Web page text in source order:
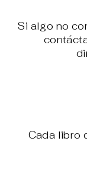
Si algo no
Cada libro